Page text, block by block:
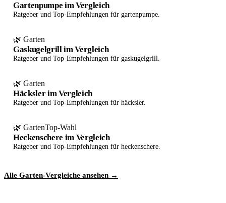
Gartenpumpe im Vergleich
Ratgeber und Top-Empfehlungen für gartenpumpe.
🌿 Garten
Gaskugelgrill im Vergleich
Ratgeber und Top-Empfehlungen für gaskugelgrill.
🌿 Garten
Häcksler im Vergleich
Ratgeber und Top-Empfehlungen für häcksler.
🌿 GartenTop-Wahl
Heckenschere im Vergleich
Ratgeber und Top-Empfehlungen für heckenschere.
Alle Garten-Vergleiche ansehen →